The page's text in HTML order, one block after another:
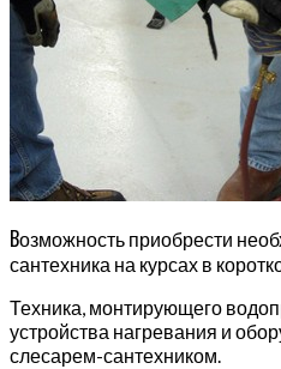
Возможность приобрести
сантехника на курсах в
Техника, монтирующего
устройства нагревания и
слесарем-сантехником.